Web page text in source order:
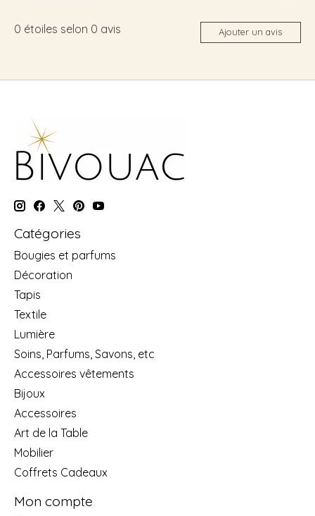
0 étoiles selon 0 avis Ajouter un avis
Catégories
Bougies et parfums
Décoration
Tapis
Textile
Lumière
Soins, Parfums, Savons, etc
Accessoires vêtements
Bijoux
Accessoires
Art de la Table
Mobilier
Coffrets Cadeaux
Mon compte